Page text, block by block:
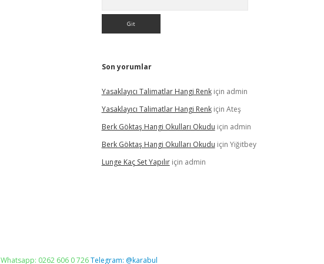
Son yorumlar
Yasaklayıcı Talimatlar Hangi Renkiçin admin
Yasaklayıcı Talimatlar Hangi Renkiçin Ateş
Berk Göktaş Hangi Okulları Okudu için admin
Berk Göktaş Hangi Okulları Okudu için Yiğitbey
Lunge Kaç Set Yapılıriçin admin
Whatsapp: 0262 606 0 726Telegram: @karabul